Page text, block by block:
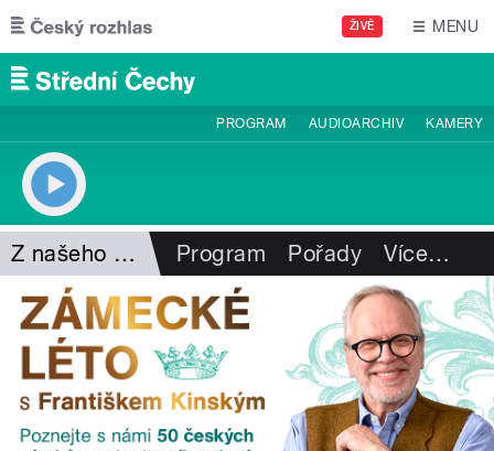
Přejít k hlavnímu obsahu
ŽIVĚ MENU
PROGRAM AUDIOARCHIV KAMERY
Z našeho vysílání Program Pořady Více…